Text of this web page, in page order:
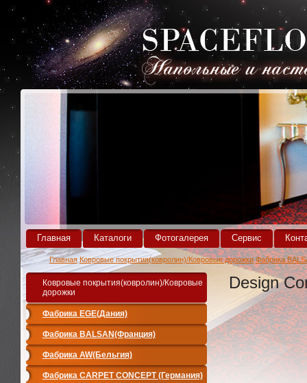
Главная Ковровые покрытия(ковролин)/Ковровые дорожки Фабрика
Главная Каталоги Фотогалерея Сервис
Design
Ковровые покрытия(ковролин)/Ковровые
дорожки
Фабрика EGE(Дания)
Фабрика BALSAN(Франция)
Фабрика AW(Бельгия)
Фабрика CARPET CONCEPT (Германия)